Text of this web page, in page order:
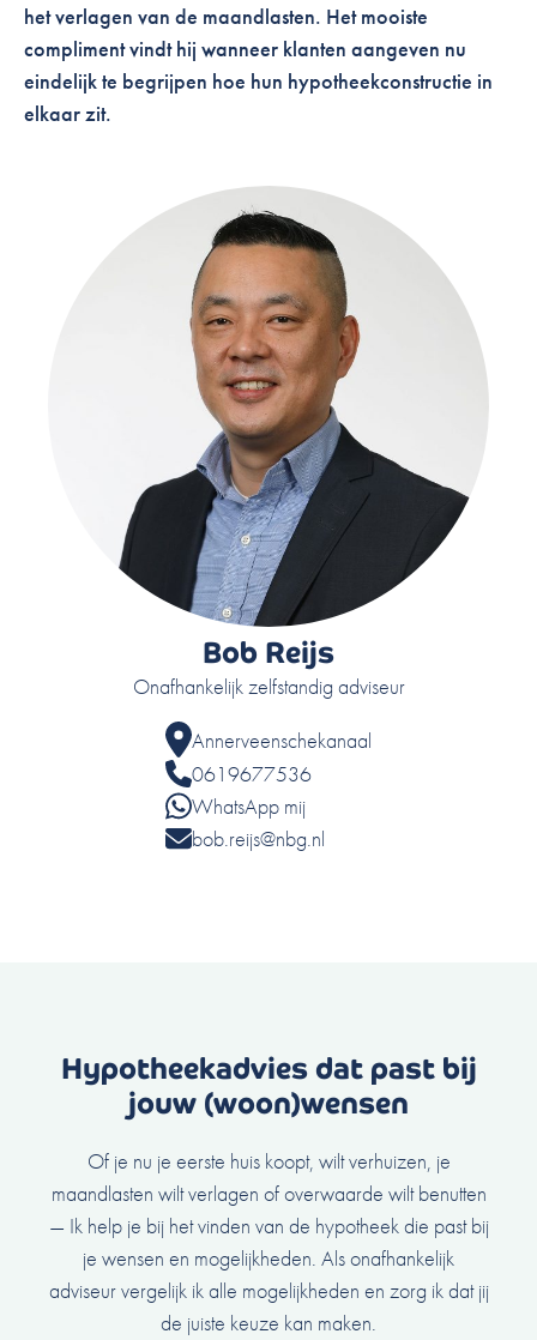
het verlagen van de maandlasten. Het mooiste
compliment vindt hij wanneer klanten aangeven nu
eindelijk te begrijpen hoe hun hypotheekconstructie in
elkaar zit.
Bob Reijs
Onafhankelijk zelfstandig adviseur
Annerveenschekanaal
0619677536
WhatsApp mij
bob.reijs@nbg.nl
Hypotheekadvies dat past bij
jouw (woon)wensen
Of je nu je eerste huis koopt, wilt verhuizen, je
maandlasten wilt verlagen of overwaarde wilt benutten
— Ik help je bij het vinden van de hypotheek die past bij
je wensen en mogelijkheden. Als onafhankelijk
adviseur vergelijk ik alle mogelijkheden en zorg ik dat jij
de juiste keuze kan maken.